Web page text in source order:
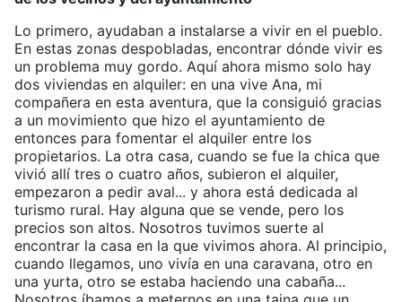
Lo primero, ayudaban a instalarse a vivir en el pueblo.
En estas zonas despobladas, encontrar dónde vivir es
un problema muy gordo. Aquí ahora mismo solo hay
dos viviendas en alquiler: en una vive Ana, mi
compañera en esta aventura, que la consiguió gracias
a un movimiento que hizo el ayuntamiento de
entonces para fomentar el alquiler entre los
propietarios. La otra casa, cuando se fue la chica que
vivió allí tres o cuatro años, subieron el alquiler,
empezaron a pedir aval... y ahora está dedicada al
turismo rural. Hay alguna que se vende, pero los
precios son altos. Nosotros tuvimos suerte al
encontrar la casa en la que vivimos ahora. Al principio,
cuando llegamos, uno vivía en una caravana, otro en
una yurta, otro se estaba haciendo una cabaña...